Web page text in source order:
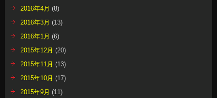
2016年4月 (8)
2016年3月 (13)
2016年1月 (6)
2015年12月 (20)
2015年11月 (13)
2015年10月 (17)
2015年9月 (11)